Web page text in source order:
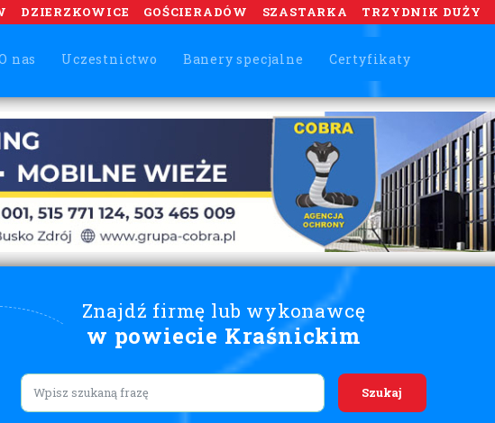
DZIERZKOWICE GOŚCIERADÓW SZASTARKA TRZYDNIK DUŻY
nas Uczestnictwo Banery specjalne Certyfikaty
Znajdź firmę lub wykonawcę
w powiecie Kraśnickim
Lorem ipsum